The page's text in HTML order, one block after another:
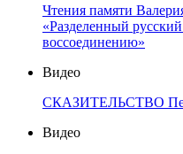
Чтения памяти
«Разделенный
воссоединению»
Видео
СКАЗИТЕЛЬСТВО
Видео